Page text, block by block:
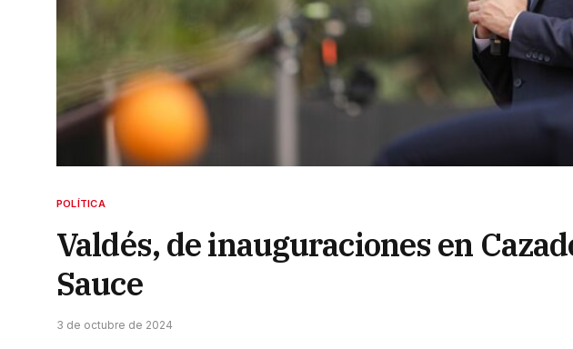
POLÍTICA
Valdés, de inauguraciones en
Sauce
3 de octubre de 2024